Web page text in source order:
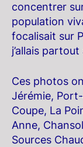
concentrer
population
focalisait sur
j’allais partout
Ces photos
Jérémie,
Coupe, La
Anne,
Sources